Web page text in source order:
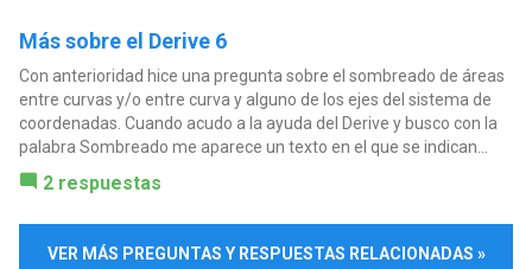
Más sobre el Derive 6
Con anterioridad hice una pregunta sobre el sombreado de áreas
entre curvas y/o entre curva y alguno de los ejes del sistema de
coordenadas. Cuando acudo a la ayuda del Derive y busco con la
palabra Sombreado me aparece un texto en el que se indican...
2 respuestas
VER MÁS PREGUNTAS Y RESPUESTAS RELACIONADAS »